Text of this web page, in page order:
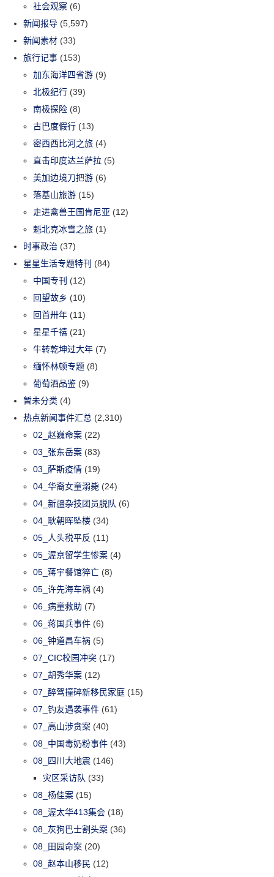
社会观察 (6)
新闻报导 (5,597)
新闻素材 (33)
旅行记事 (153)
加东海洋四省游 (9)
北极纪行 (39)
南极探险 (8)
古巴度假行 (13)
密西西比河之旅 (4)
直击印度达兰萨拉 (5)
美加边境刀把游 (6)
落基山旅游 (15)
走进禽兽王国肯尼亚 (12)
魁北克冰雪之旅 (1)
时事政治 (37)
星星生活专题特刊 (84)
中国专刊 (12)
回望故乡 (10)
回首卅年 (11)
星星千禧 (21)
牛转乾坤过大年 (7)
缅怀林顿专题 (8)
葡萄酒品鉴 (9)
暂未分类 (4)
热点新闻事件汇总 (2,310)
02_赵巍命案 (22)
03_张东岳案 (83)
03_萨斯疫情 (19)
04_华裔女童溺毙 (24)
04_新疆杂技团员脱队 (6)
04_耿朝晖坠楼 (34)
05_人头税平反 (11)
05_渥京留学生惨案 (4)
05_蒋宇餐馆猝亡 (8)
05_许先海车祸 (4)
06_病童救助 (7)
06_蒋国兵事件 (6)
06_钟道昌车祸 (5)
07_CIC校园冲突 (17)
07_胡秀华案 (12)
07_醉驾撞碎新移民家庭 (15)
07_钓友遇袭事件 (61)
07_高山涉贪案 (40)
08_中国毒奶粉事件 (43)
08_四川大地震 (146)
灾区采访队 (33)
08_杨佳案 (15)
08_渥太华413集会 (18)
08_灰狗巴士割头案 (36)
08_田园命案 (20)
08_赵本山移民 (12)